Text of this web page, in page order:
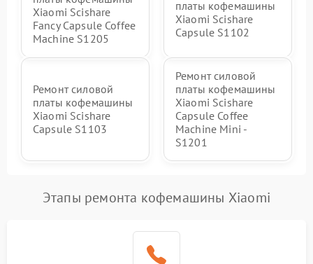
Xiaomi Scishare
Fancy Capsule Coffee
Machine S1205
платы кофемашины
Xiaomi Scishare
Capsule S1102
Ремонт силовой
платы кофемашины
Xiaomi Scishare
Capsule S1103
Ремонт силовой
платы кофемашины
Xiaomi Scishare
Capsule Coffee
Machine Mini -
S1201
Этапы ремонта кофемашины Xiaomi